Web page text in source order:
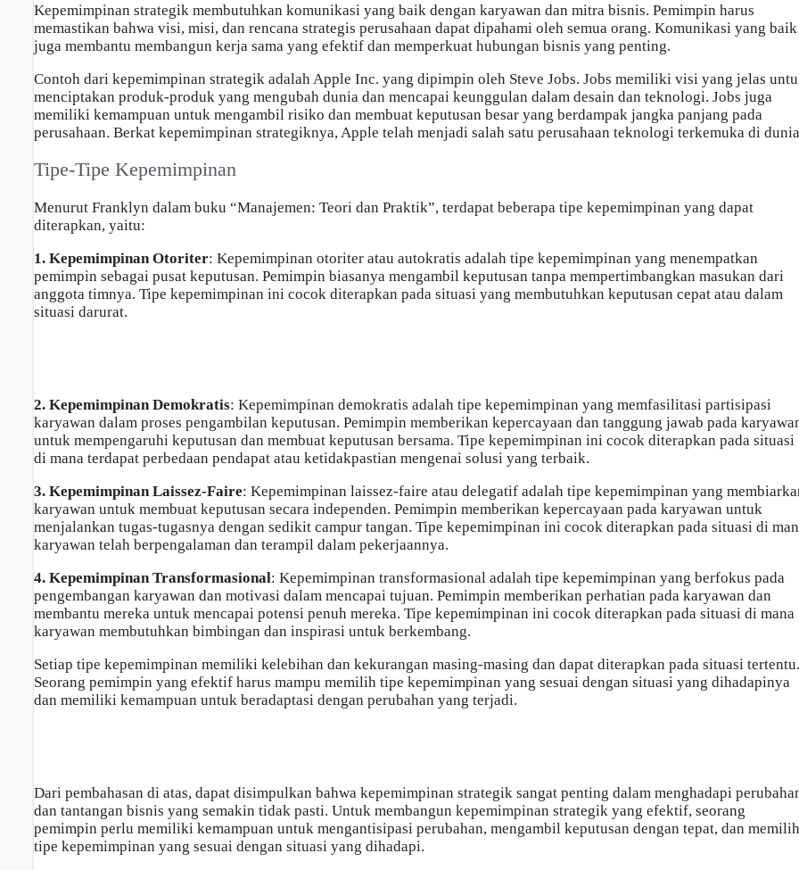
Kepemimpinan strategik membutuhkan komunikasi yang baik dengan karyawan dan mitra bisnis. Pemimpin harus
memastikan bahwa visi, misi, dan rencana strategis perusahaan dapat dipahami oleh semua orang. Komunikasi yang baik
juga membantu membangun kerja sama yang efektif dan memperkuat hubungan bisnis yang penting.
Contoh dari kepemimpinan strategik adalah Apple Inc. yang dipimpin oleh Steve Jobs. Jobs memiliki visi yang jelas
menciptakan produk-produk yang mengubah dunia dan mencapai keunggulan dalam desain dan teknologi. Jobs juga
memiliki kemampuan untuk mengambil risiko dan membuat keputusan besar yang berdampak jangka panjang pada
perusahaan. Berkat kepemimpinan strategiknya, Apple telah menjadi salah satu perusahaan teknologi terkemuka di
Tipe-Tipe Kepemimpinan
Menurut Franklyn dalam buku “Manajemen: Teori dan Praktik”, terdapat beberapa tipe kepemimpinan yang dapat
diterapkan, yaitu:
1. Kepemimpinan Otoriter: Kepemimpinan otoriter atau autokratis adalah tipe kepemimpinan yang menempatkan
pemimpin sebagai pusat keputusan. Pemimpin biasanya mengambil keputusan tanpa mempertimbangkan masukan dari
anggota timnya. Tipe kepemimpinan ini cocok diterapkan pada situasi yang membutuhkan keputusan cepat atau dalam
situasi darurat.
2. Kepemimpinan Demokratis: Kepemimpinan demokratis adalah tipe kepemimpinan yang memfasilitasi partisipasi
karyawan dalam proses pengambilan keputusan. Pemimpin memberikan kepercayaan dan tanggung jawab pada
untuk mempengaruhi keputusan dan membuat keputusan bersama. Tipe kepemimpinan ini cocok diterapkan pada situasi
di mana terdapat perbedaan pendapat atau ketidakpastian mengenai solusi yang terbaik.
3. Kepemimpinan Laissez-Faire: Kepemimpinan laissez-faire atau delegatif adalah tipe kepemimpinan yang
karyawan untuk membuat keputusan secara independen. Pemimpin memberikan kepercayaan pada karyawan untuk
menjalankan tugas-tugasnya dengan sedikit campur tangan. Tipe kepemimpinan ini cocok diterapkan pada situasi di
karyawan telah berpengalaman dan terampil dalam pekerjaannya.
4. Kepemimpinan Transformasional: Kepemimpinan transformasional adalah tipe kepemimpinan yang berfokus pada
pengembangan karyawan dan motivasi dalam mencapai tujuan. Pemimpin memberikan perhatian pada karyawan dan
membantu mereka untuk mencapai potensi penuh mereka. Tipe kepemimpinan ini cocok diterapkan pada situasi di mana
karyawan membutuhkan bimbingan dan inspirasi untuk berkembang.
Setiap tipe kepemimpinan memiliki kelebihan dan kekurangan masing-masing dan dapat diterapkan pada situasi tertentu.
Seorang pemimpin yang efektif harus mampu memilih tipe kepemimpinan yang sesuai dengan situasi yang dihadapinya
dan memiliki kemampuan untuk beradaptasi dengan perubahan yang terjadi.
Dari pembahasan di atas, dapat disimpulkan bahwa kepemimpinan strategik sangat penting dalam menghadapi
dan tantangan bisnis yang semakin tidak pasti. Untuk membangun kepemimpinan strategik yang efektif, seorang
pemimpin perlu memiliki kemampuan untuk mengantisipasi perubahan, mengambil keputusan dengan tepat, dan memilih
tipe kepemimpinan yang sesuai dengan situasi yang dihadapi.